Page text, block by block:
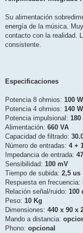
Su alimentación
energía de la música.
contacto con la realidad.
consistente.
Especificaciones
Potencia 8 ohmios: 100 W
Potencia 4 ohmios: 140 W
Potencia impulsional: 180
Alimentación: 660 VA
Capacidad de filtrado:
Número de entradas: 4 +
Impedancia de entrada:
Sensibilidad: 100 mV
Tiempo de subida: 2,5 us
Respuesta en frecuencia:
Relación señal/ruido: 100
Peso: 10 Kg
Dimensiones: 440 x 90 x
Mando a distancia:
Phono: opcional